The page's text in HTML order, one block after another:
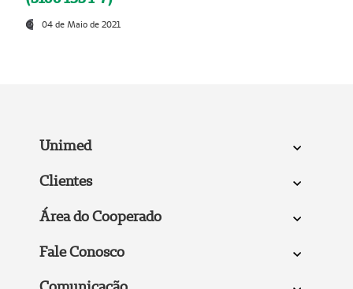
04 de Maio de 2021
Unimed
Clientes
Área do Cooperado
Fale Conosco